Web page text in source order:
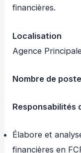
financières.
Localisation
Agence
Nombre de
Responsabilités
Élabore et
financières en